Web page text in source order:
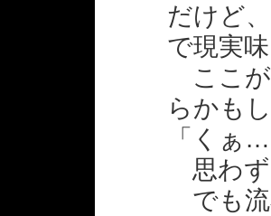
だけど
で現実
ここが
らかも
「くぁ
思わず
でも流